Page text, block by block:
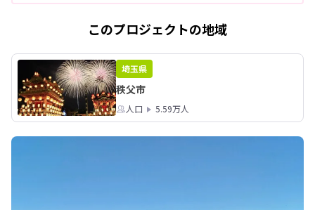
このプロジェクトの地域
埼玉県
秩父市
人口 5.59万人